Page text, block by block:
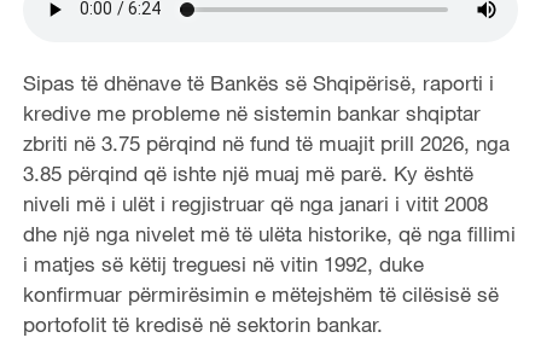
Sipas të dhënave të Bankës së Shqipërisë, raporti i
kredive me probleme në sistemin bankar shqiptar
zbriti në 3.75 përqind në fund të muajit prill 2026, nga
3.85 përqind që ishte një muaj më parë. Ky është
niveli më i ulët i regjistruar që nga janari i vitit 2008
dhe një nga nivelet më të ulëta historike, që nga fillimi
i matjes së këtij treguesi në vitin 1992, duke
konfirmuar përmirësimin e mëtejshëm të cilësisë së
portofolit të kredisë në sektorin bankar.